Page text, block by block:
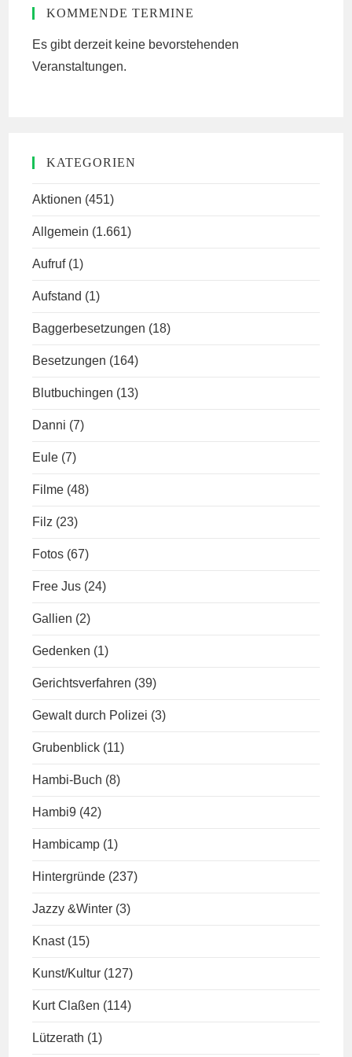
KOMMENDE TERMINE
Es gibt derzeit keine bevorstehenden
Veranstaltungen.
KATEGORIEN
Aktionen (451)
Allgemein (1.661)
Aufruf (1)
Aufstand (1)
Baggerbesetzungen (18)
Besetzungen (164)
Blutbuchingen (13)
Danni (7)
Eule (7)
Filme (48)
Filz (23)
Fotos (67)
Free Jus (24)
Gallien (2)
Gedenken (1)
Gerichtsverfahren (39)
Gewalt durch Polizei (3)
Grubenblick (11)
Hambi-Buch (8)
Hambi9 (42)
Hambicamp (1)
Hintergründe (237)
Jazzy &Winter (3)
Knast (15)
Kunst/Kultur (127)
Kurt Claßen (114)
Lützerath (1)